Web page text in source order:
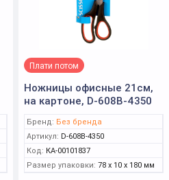
Плати потом
Ножницы офисные 21см,
на картоне, D-608B-4350
Бренд: Без бренда
Артикул: D-608B-4350
Код: КА-00101837
Размер упаковки: 78 x 10 x 180 мм